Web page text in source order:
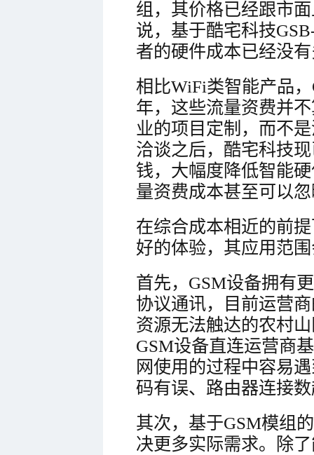
组，其价格已经跟市
说，基于酷宅科技
者的硬件成本已经没
相比WiFi类智能产品
年，这些流量资费并
业的项目定制，而不
洽谈之后，酷宅科技
钱，大幅度降低智能
量资费成本甚至可以
在综合成本相近的前
好的体验，其应用范
首先，GSM设备拥有
协议通讯，目前运营
资源无法触达的农村
GSM设备直连运营商
网使用的过程中容易
码有误、路由器连接
其次，基于GSM模组
决更多实际需求。除